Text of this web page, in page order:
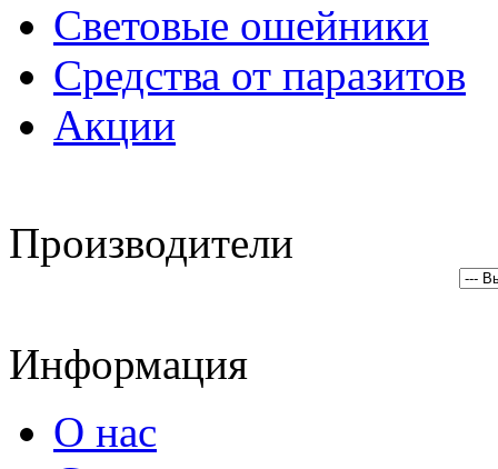
Световые ошейники
Средства от паразитов
Акции
Производители
Информация
О нас